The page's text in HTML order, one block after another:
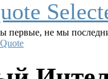
первые, не мы
Quote